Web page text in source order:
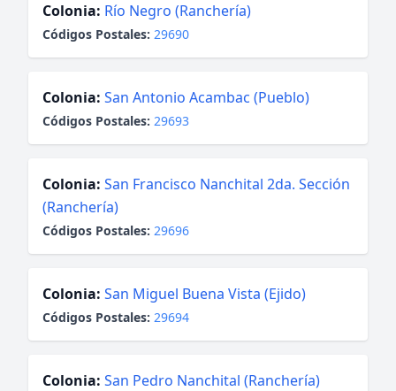
Colonia: Río Negro (Ranchería)
Códigos Postales: 29690
Colonia: San Antonio Acambac (Pueblo)
Códigos Postales: 29693
Colonia: San Francisco Nanchital 2da. Sección
(Ranchería)
Códigos Postales: 29696
Colonia: San Miguel Buena Vista (Ejido)
Códigos Postales: 29694
Colonia: San Pedro Nanchital (Ranchería)